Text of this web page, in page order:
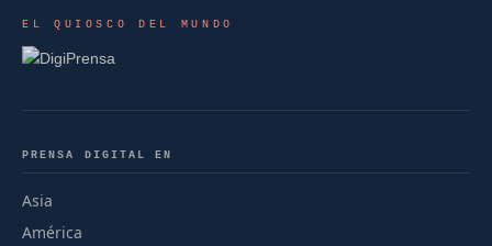
EL QUIOSCO DEL MUNDO
PRENSA DIGITAL EN
Asia
América